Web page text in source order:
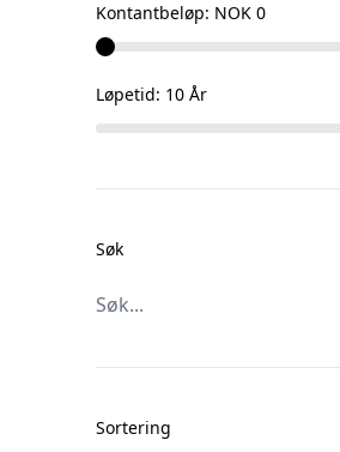
Kontantbeløp: NOK 0
Løpetid: 10 År
Søk
Sortering